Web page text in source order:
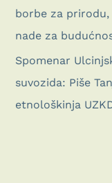
borbe za prirodu,
nade za
Spomenar
suvozida: Piše
etnološkinja